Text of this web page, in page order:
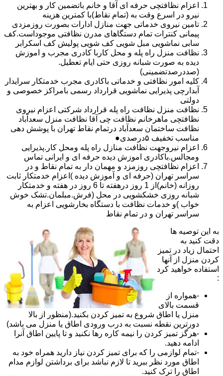
اعزام نظافتچی حرفه ای آقا و خانم باتضمین کار و بهترین
نیرو در اسرع وقت به (تمام نقاط)با کمترین هزینه
تامین نیروی خدماتی جهت منازل ادارات بصورت روزمزدی
پیمانی کنترات تمام دستگاهای مدرن نظافتی موجوداست.کف
سابی نماشویی مبل شویی کف شویی پولیش کف اسکرابر
نظافت منزل راه پله و محل کاربا کادری مجرب و اموزش
دیده به صورت شبانه روزی حتی ایام تعطیل.
(صددرصدتضمینی)
کلیه امور نظافتی و خدماتی باکادری مجرب خدمتکار سرایدار
آبدارچی پذیرایی نماشویی قرارداد رسمی بامراکز خصوصی و
دولتی
نظافت منزل نظافت راه پله قرارداد شرکتی اعزام نیروی
نظافتچی ماهرخانم نظافت چی آقا نظافت منزل سعدآباد
نظافت ساختمان سعدآباد درتمام نقاط تهران با پوشش دهی
مناسب تخفیف ۵درصدی●
اعزام نیروجهت نظافت منازل راه پله ومحل کار.پذیرایی
ومجالس.باکادری اموزش دیده حرفه ای و ایرانی تماس
اعزام نظافتچی روزمزد و مهمان دار به تمام نقاط و در
سراسر تهران (حرفه ای و آموزش دیده )اعزام خدمتکار ثابت
روزانه (خانم)از 1 روز درهفته تا 6 روز در هفته و خدمتکار
شبانه روزی خشکشویی در محل (فرش.مبلمان.تشک خوش
خواب )و خدمات نظافت با دستگاه بخارشویی اعزام به
سراسر تهران و در تمام نقاط
به این توصیه ها
دقت کنید به
احتمال زیاد در تمیز
کردن منزل از آنها
استفاده خواهید کرد
:
-همواره از
قسمت بالای
منزل یا اطاق شروع به تمیز کردن بکنید.(منظور از بالا
دورترین نقطه نسبت به درب ورودی اطاق یا منزل می باشد)
-هرگز تمیز کردن را نیمه کاره رها نکنید و تا پایین اطاق آنرا
ادامه دهید.
-تمام لوازمی را که برای تمیز کردن نیاز دارید همراه خود به
اطاق مورد نظر ببرید تا لازم نباشد برای برداشتن لوازم مدام
اطاق را ترک کنید.